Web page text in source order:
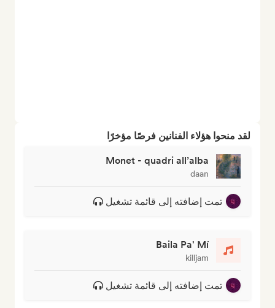
لقد منحوا هؤلاء الفنانين فرصًا مؤخرًا
Monet - quadri all’alba
daan
تمت إضافته إلى قائمة تشغيل
Baila Pa' Mí
killjam
تمت إضافته إلى قائمة تشغيل